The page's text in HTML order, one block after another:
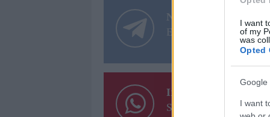
I want
of my
was
Opted
Google
I want
Notizie in tempo
Entra nel canale
Inviaci le tue
Su WhatsApp al